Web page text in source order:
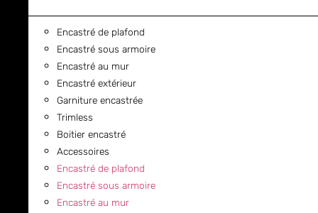
Encastré de plafond
Encastré sous armoire
Encastré au mur
Encastré extérieur
Garniture encastrée
Trimless
Boitier encastré
Accessoires
Encastré de plafond
Encastré sous armoire
Encastré au mur